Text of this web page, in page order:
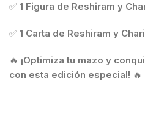
✅ 1 Figura de Reshiram y
✅ 1 Carta de Reshiram y
🔥 ¡Optimiza tu mazo y
con esta edición especial! 🔥